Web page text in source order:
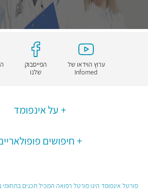
ערוץ הוידאו של
Infomed
הפייסבוק
שלנו
על אינפומד
חיפושים
פורטל אינפומד הינו פורטל רפואה המכיל תכנים